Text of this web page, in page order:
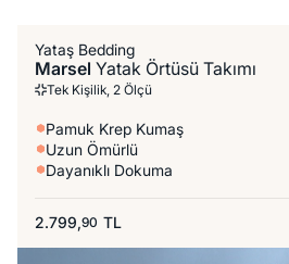
Yataş Bedding
Marsel Yatak Örtüsü Takımı
Tek Kişilik, 2 Ölçü
Pamuk Krep Kumaş
Uzun Ömürlü
Dayanıklı Dokuma
2.799,90 TL